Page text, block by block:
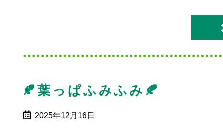
🍂葉っぱふみふみ🍂
2025年12月16日